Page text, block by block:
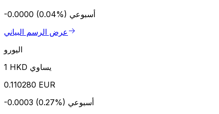
-0.0000 (0.04%) أسبوعي
عرض الرسم البياني
اليورو
1 HKD يساوي
0.110280 EUR
-0.0003 (0.27%) أسبوعي